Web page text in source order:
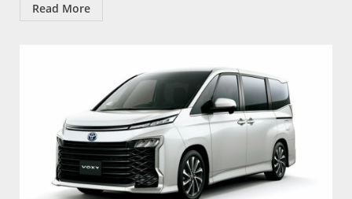
Read More